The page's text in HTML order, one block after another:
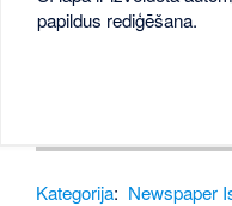
papildus rediģēšana.
Kategorija: Newspaper